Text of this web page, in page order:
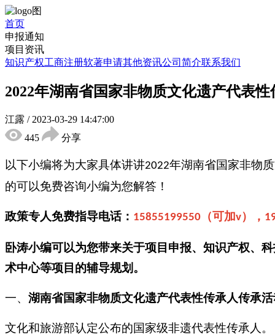
首页
申报通知
项目资讯
知识产权工商注册软著申请其他资讯公司简介联系我们
2022年湖南省国家非物质文化遗产代表
江露 / 2023-03-29 14:47:00
445
分享
以下小编将为大家具体讲讲2022年湖南省国家非物
的可以免费咨询小编为您解答！
政策专人免费指导电话： 15855199550 （可加v），
卧涛小编可以为您带来关于项目申报、知识产权、
术中心等项目的辅导规划。
一、 湖南省国家非物质文化遗产代表性传承人传承
文化和旅游部认定公布的国家级非遗代表性传承人。